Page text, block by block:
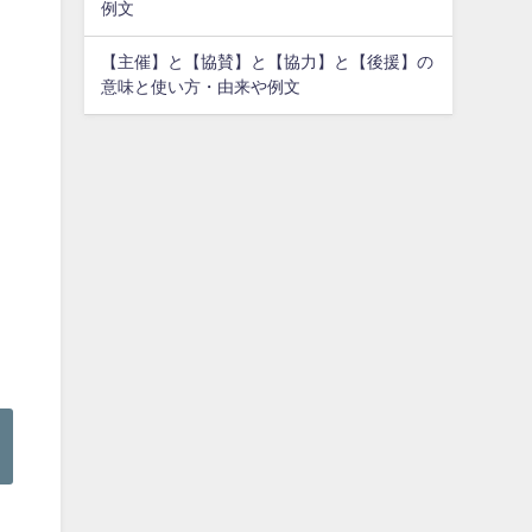
例文
【主催】と【協賛】と【協力】と【後援】の
意味と使い方・由来や例文